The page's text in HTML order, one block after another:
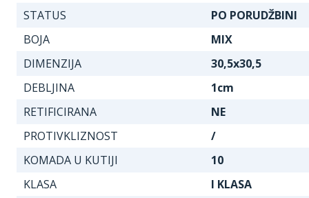
STATUS
PO PORUDŽBINI
BOJA
MIX
DIMENZIJA
30,5x30,5
DEBLJINA
1cm
RETIFICIRANA
NE
PROTIVKLIZNOST
/
KOMADA U KUTIJI
10
KLASA
I KLASA